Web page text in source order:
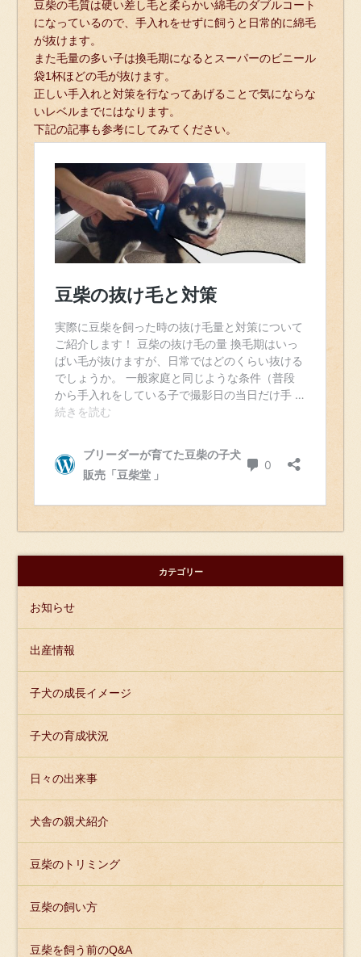
豆柴の毛質は硬い差し毛と柔らかい綿毛のダブルコート
になっているので、手入れをせずに飼うと日常的に綿毛
が抜けます。
また毛量の多い子は換毛期になるとスーパーのビニール
袋1杯ほどの毛が抜けます。
正しい手入れと対策を行なってあげることで気にならな
いレベルまでにはなります。
下記の記事も参考にしてみてください。
カテゴリー
お知らせ
出産情報
子犬の成長イメージ
子犬の育成状況
日々の出来事
犬舎の親犬紹介
豆柴のトリミング
豆柴の飼い方
豆柴を飼う前のQ&A